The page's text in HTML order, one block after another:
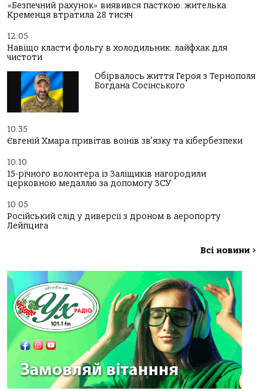
«Безпечний рахунок» виявився пасткою: жителька
Кременця втратила 28 тисяч
12:05
Навіщо класти фольгу в холодильник: лайфхак для
чистоти
Обірвалось життя Героя з Тернополя
Богдана Сосінського
10:35
Євгеній Хмара привітав воїнів зв’язку та кібербезпеки
10:10
15-річного волонтера із Заліщиків нагородили
церковною медаллю за допомогу ЗСУ
10:05
Російський слід у диверсії з дроном в аеропорту
Лейпцига
Всі новини >